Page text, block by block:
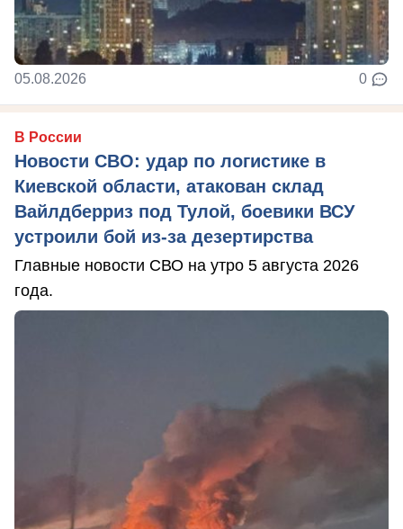
05.08.2026 0
В России
Новости СВО: удар по логистике в
Киевской области, атакован склад
Вайлдберриз под Тулой, боевики ВСУ
устроили бой из-за дезертирства
Главные новости СВО на утро 5 августа 2026
года.